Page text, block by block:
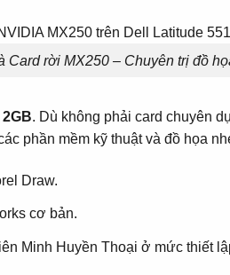
rời MX250 – Chuyên trị đồ
. Dù không phải card chuyên
phần mềm kỹ thuật và đồ họa
Draw.
cơ bản.
Minh Huyền Thoại ở mức thiết